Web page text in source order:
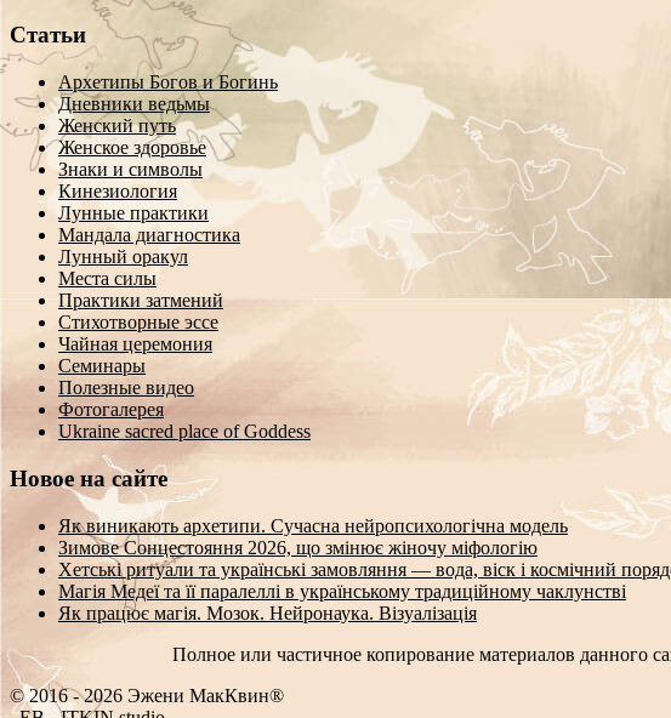
Статьи
Архетипы Богов и Богинь
Дневники ведьмы
Женский путь
Женское здоровье
Знаки и символы
Кинезиология
Лунные практики
Мандала диагностика
Лунный оракул
Места силы
Практики затмений
Стихотворные эссе
Чайная церемония
Семинары
Полезные видео
Фотогалерея
Ukraine sacred place of Goddess
Новое на сайте
Як виникають архетипи. Сучасна нейропсихологічна модель
Зимове Сонцестояння 2026, що змінює жіночу міфологію
Хетські ритуали та українські замовляння — вода, віск і космічний
Магія Медеї та її паралеллі в українському традиційному чаклунстві
Як працює магія. Мозок. Нейронаука. Візуалізація
Полное или частичное копирование материалов данного
© 2016 - 2026 Эжени МакКвин®